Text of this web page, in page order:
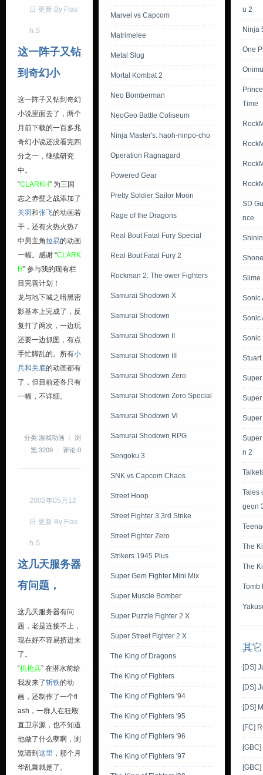
日 更新 By Flas
h.S
这一阵子又钻
到奇幻小
这一阵子又钻到奇幻
小说里面去了，两个
月前下载的一百多兆
奇幻小说还没看完四
分之一，继续研究
中。
“CLARKH” 为三国
志之赤壁之战添加了
关羽和张飞的动画若
干，还有火热火热7
中男主角拉易的动画
一幅。感谢 “CLARK
H” 参与我的现有栏
目完善计划！
龙与地下城之暗黑密
影基本上完成了，反
复打了两次，一边玩
还要一边抓图，有点
手忙脚乱的。所有小
兵和关底的动画都有
了，但目前还各只有
一幅，不详细。
分类:游戏动画
浏
览:3209
评论:0
2002年05月12
日 更新 By Flas
h.S
这几天服务器
有问题，
这几天服务器有问
题，老是连接不上，
现在好不容易挤进来
了。
“机枪兵” 在潜水前给
我发来了斩铁的动
画，还制作了一个fl
ash，一群人在狂殴
直卫示源，也不知道
他做了什么孽啊，浏
览请到这里 ，那个月
华乱舞就是了。
Marvel vs Capcom
Matrimelee
Metal Slug
Mortal Kombat 2
Neo Bomberman
NeoGeo Battle Coliseum
Ninja Master's: haoh-ninpo-cho
Operation Ragnagard
Powered Gear
Pretty Soldier Sailor Moon
Rage of the Dragons
Real Bout Fatal Fury Special
Real Bout Fatal Fury 2
Rockman 2: The ower Fighters
Samurai Shodown X
Samurai Shodown
Samurai Shodown II
Samurai Shodown III
Samurai Shodown Zero
Samurai Shodown Zero Special
Samurai Shodown Ⅵ
Samurai Shodown RPG
Sengoku 3
SNK vs Capcom Chaos
Street Hoop
Street Fighter 3 3rd Strike
Street Fighter Zero
Strikers 1945 Plus
Super Gem Fighter Mini Mix
Super Muscle Bomber
Super Puzzle Fighter 2 X
Super Street Fighter 2 X
The King of Dragons
The King of Fighters
The King of Fighters '94
The King of Fighters '95
The King of Fighters '96
The King of Fighters '97
u 2
Ninja
One
Time
SD
nce
Slime
Sonic
Sonic
Sonic
Super
n 2
Tales
geon
The
The
Tomb
其
[DS]
[DS]
[DS]
[FC]